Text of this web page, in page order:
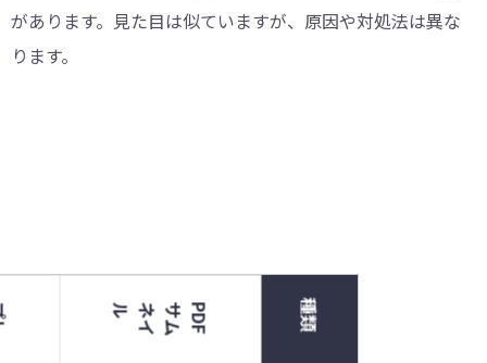
があります。見た目は似ていますが、原因や対処法は異な
ります。
種類
P
D
F
サ
ム
ネ
イ
ル